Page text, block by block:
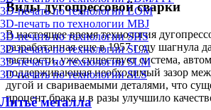
3D-печать по технологии LOM
3D-печать по технологии MBJ
3D-печать по технологии SHS
3D-печать по технологии SLA
3D-печать по технологии SLM
3D-печать по технологии SLS
Литьё металла
Виды дугопрессовой сварки
В настоящее время технология
разработанная еще в 1957 году шагнула
частности, уже существует система,
поддерживающая необходимый зазор
дугой и свариваемыми деталями, что
процент брака и в разы улучшило